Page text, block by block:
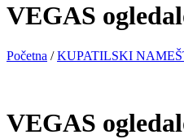
VEGAS
Početna /KUPATILSKI
VEGAS